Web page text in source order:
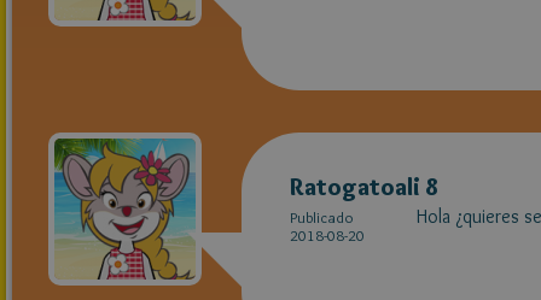
Ratogatoali 8
Publicado
2018-08-20
Hola ¿quieres